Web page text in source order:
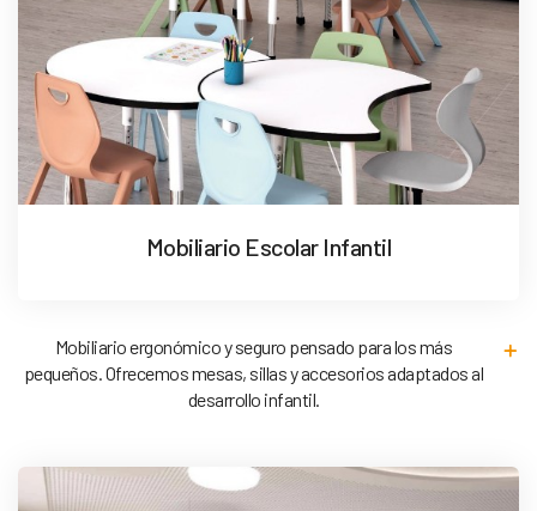
Mobiliario Escolar Infantil
Mobiliario ergonómico y seguro pensado para los más
pequeños. Ofrecemos mesas, sillas y accesorios adaptados al
desarrollo infantil.